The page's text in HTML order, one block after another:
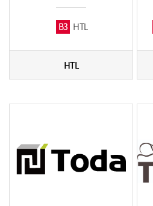
B3 HTL
HTL